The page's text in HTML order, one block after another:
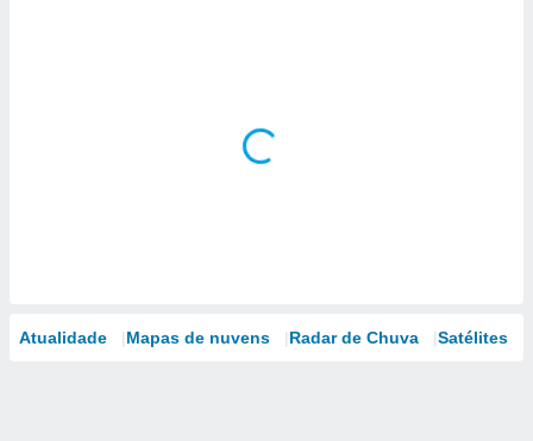
Atualidade Mapas de nuvens Radar de Chuva Satélites